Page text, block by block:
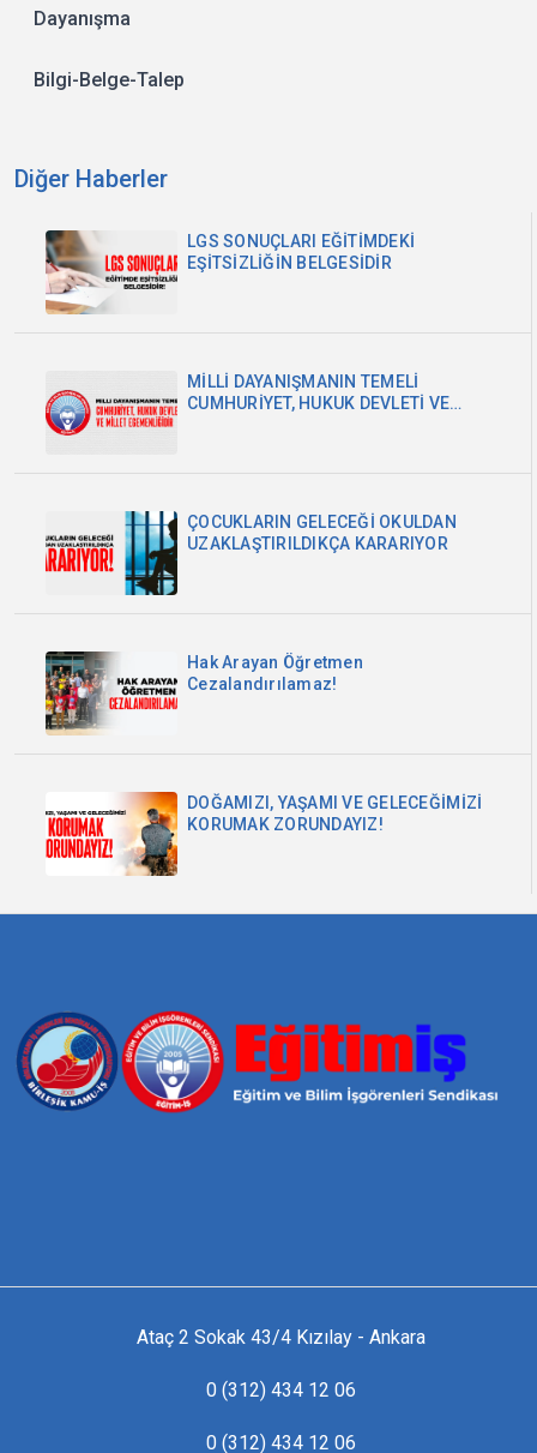
Dayanışma
Bilgi-Belge-Talep
Diğer Haberler
LGS SONUÇLARI EĞİTİMDEKİ
EŞİTSİZLİĞİN BELGESİDİR
MİLLİ DAYANIŞMANIN TEMELİ
CUMHURİYET, HUKUK DEVLETİ VE
ÇOCUKLARIN GELECEĞİ OKULDAN
UZAKLAŞTIRILDIKÇA KARARIYOR
Hak Arayan Öğretmen
Cezalandırılamaz!
DOĞAMIZI, YAŞAMI VE GELECEĞİMİZİ
KORUMAK ZORUNDAYIZ!
Ataç 2 Sokak 43/4 Kızılay - Ankara
0 (312) 434 12 06
0 (312) 434 12 06